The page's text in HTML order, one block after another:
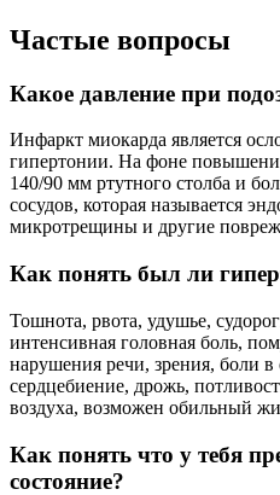
Частые вопросы
Какое давление при
Инфаркт миокарда является
гипертонии. На фоне
140/90 мм ртутного столба и
сосудов, которая называется
микротрещины и другие
Как понять был ли
Тошнота, рвота, удушье,
интенсивная головная боль,
нарушения речи, зрения, боли
сердцебиение, дрожь,
воздуха, возможен обильный
Как понять что у тебя
состояние?